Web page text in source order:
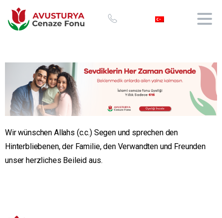
Wir wünschen Allahs (c.c.) Segen und sprechen den
Hinterbliebenen, der Familie, den Verwandten und Freunden
unser herzliches Beileid aus.